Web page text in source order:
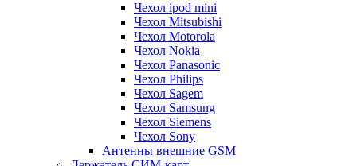
Чехол ipod mini
Чехол Mitsubishi
Чехол Motorola
Чехол Nokia
Чехол Panasonic
Чехол Philips
Чехол Sagem
Чехол Samsung
Чехол Siemens
Чехол Sony
Антенны внешние GSM